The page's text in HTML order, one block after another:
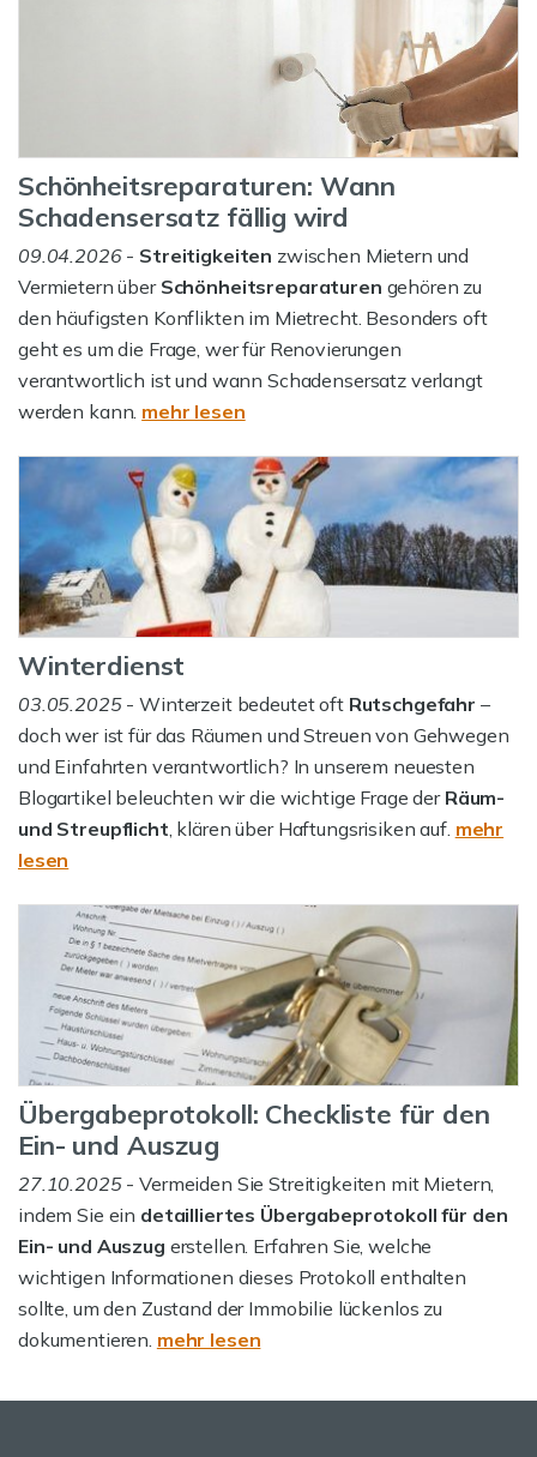
Schönheitsreparaturen: Wann
Schadensersatz fällig wird
09.04.2026- Streitigkeiten zwischen Mietern und
Vermietern über Schönheitsreparaturen gehören zu
den häufigsten Konflikten im Mietrecht. Besonders oft
geht es um die Frage, wer für Renovierungen
verantwortlich ist und wann Schadensersatz verlangt
werden kann. mehr lesen
Winterdienst
03.05.2025- Winterzeit bedeutet oft Rutschgefahr –
doch wer ist für das Räumen und Streuen von Gehwegen
und Einfahrten verantwortlich? In unserem neuesten
Blogartikel beleuchten wir die wichtige Frage der Räum-
und Streupflicht, klären über Haftungsrisiken auf. mehr
lesen
Übergabeprotokoll: Checkliste für den
Ein- und Auszug
27.10.2025- Vermeiden Sie Streitigkeiten mit Mietern,
indem Sie ein detailliertes Übergabeprotokoll für den
Ein- und Auszug erstellen. Erfahren Sie, welche
wichtigen Informationen dieses Protokoll enthalten
sollte, um den Zustand der Immobilie lückenlos zu
dokumentieren. mehr lesen